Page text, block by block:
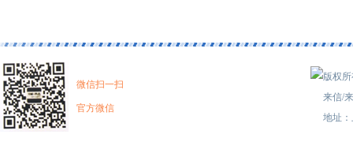
微信扫一扫
官方微信
版权
来信/
地址